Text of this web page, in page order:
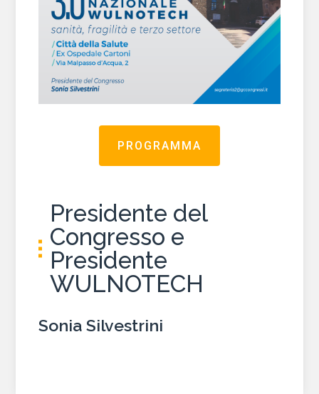
PROGRAMMA
Presidente del
Congresso e
Presidente
WULNOTECH
Sonia Silvestrini